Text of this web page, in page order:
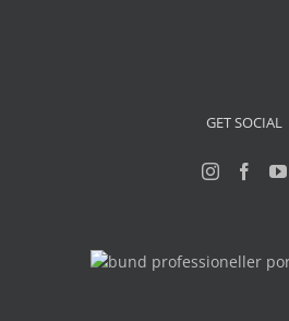
GET SOCIAL